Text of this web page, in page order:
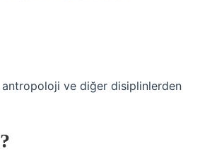
antropoloji ve diğer disiplinlerden